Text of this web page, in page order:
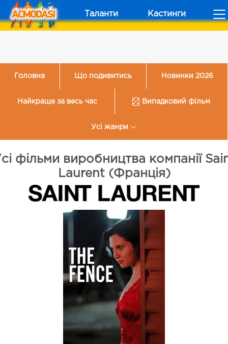
Таланти Кастинги
Головна Що подивитись Новинки 2026
Найкраще за весь час Випадковий фільм
Усі жанри
фільми виробництва компанії
Laurent (Франція)